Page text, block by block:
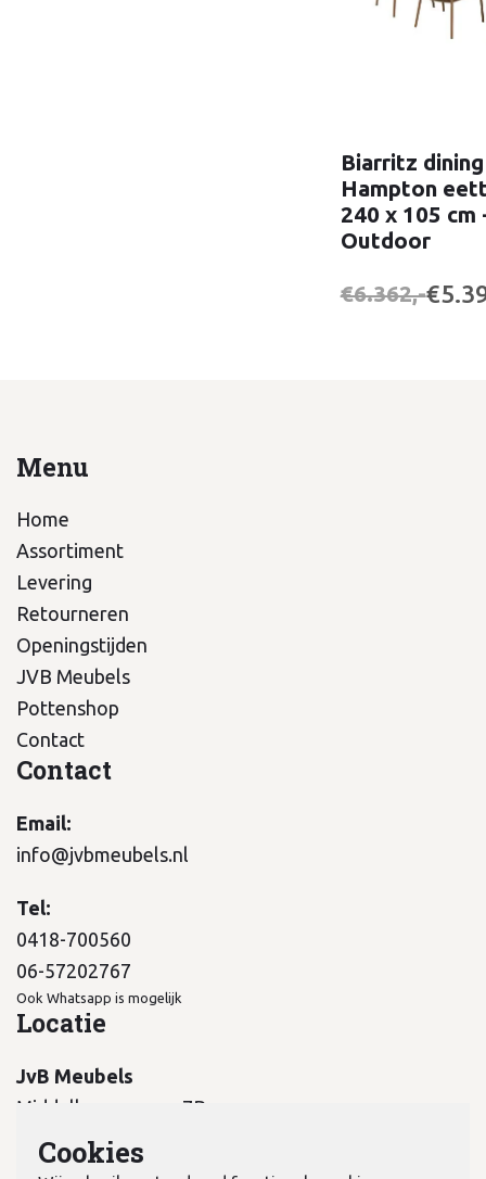
Biarritz
Hampton
240 x 105 cm
Outdoor
€6.362,-
Menu
Home
Assortiment
Levering
Retourneren
Openingstijden
JVB Meubels
Pottenshop
Contact
Contact
Email:
info@jvbmeubels.nl
Tel:
0418-700560
06-57202767
Ook Whatsapp is mogelijk
Locatie
JvB Meubels
Middelkampseweg 7B
5311 PC Gameren
Cookies